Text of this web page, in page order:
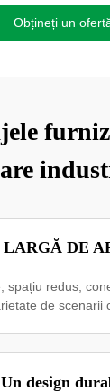
Obțineți un
LARGĂ DE
spațiu redus,
de scenarii
Un design